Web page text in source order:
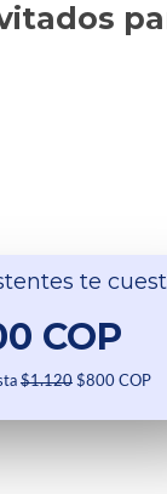
te
COP
$1.120 $800 COP